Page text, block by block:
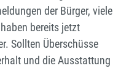
der Bürger, viele
bereits jetzt
Sollten Überschüsse
und die Ausstattung